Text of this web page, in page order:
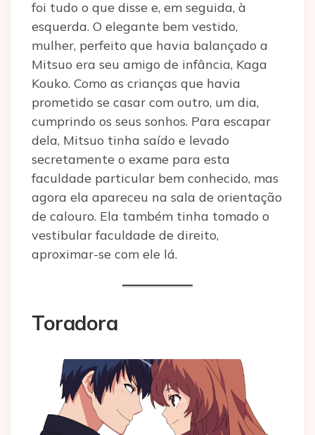
foi tudo o que disse e, em seguida, à
esquerda. O elegante bem vestido,
mulher, perfeito que havia balançado a
Mitsuo era seu amigo de infância, Kaga
Kouko. Como as crianças que havia
prometido se casar com outro, um dia,
cumprindo os seus sonhos. Para escapar
dela, Mitsuo tinha saído e levado
secretamente o exame para esta
faculdade particular bem conhecido, mas
agora ela apareceu na sala de orientação
de calouro. Ela também tinha tomado o
vestibular faculdade de direito,
aproximar-se com ele lá.
Toradora